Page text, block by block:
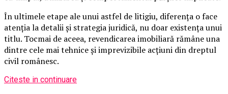
În ultimele etape ale unui astfel de litigiu, diferența o face
atenția la detalii și strategia juridică, nu doar existența unui
titlu. Tocmai de aceea, revendicarea imobiliară rămâne una
dintre cele mai tehnice și imprevizibile acțiuni din dreptul
civil românesc.
Citeste in continuare